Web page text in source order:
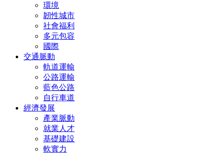
環境
韌性城市
社會福利
多元包容
國際
交通脈動
軌道運輸
公路運輸
藍色公路
自行車道
經濟發展
產業脈動
就業人才
基礎建設
軟實力